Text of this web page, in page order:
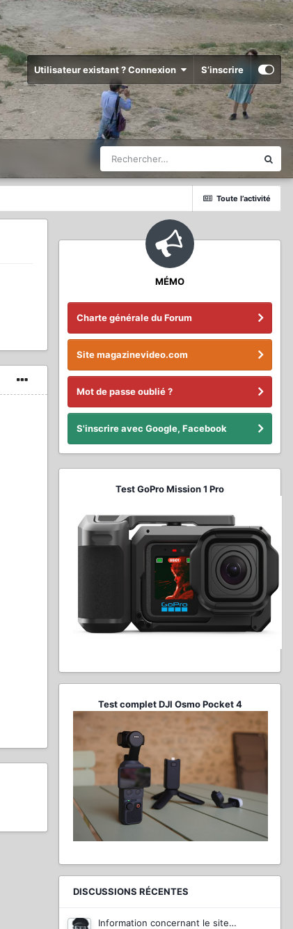
Utilisateur existant ? Connexion S’inscrire
Toute l’activité
MÉMO
Charte générale du Forum
Site magazinevideo.com
Mot de passe oublié ?
S'inscrire avec Google, Facebook
Test GoPro Mission 1 Pro
Test complet DJI Osmo Pocket 4
DISCUSSIONS RÉCENTES
Information concernant le site